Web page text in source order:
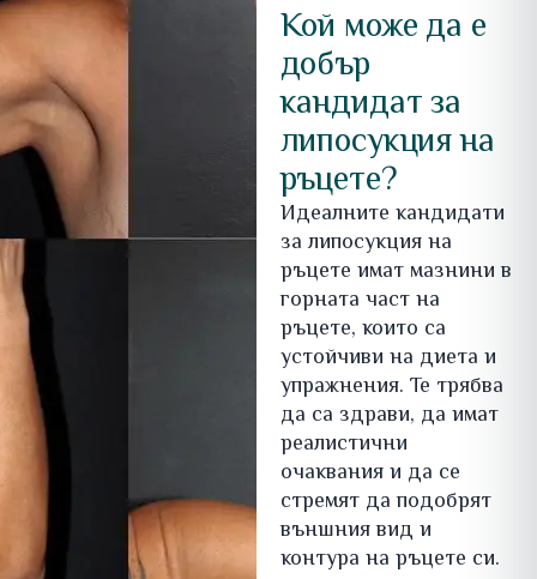
Кой може да е
добър
кандидат за
липосукция на
ръцете?
Идеалните кандидати
за липосукция на
ръцете имат мазнини в
горната част на
ръцете, които са
устойчиви на диета и
упражнения. Те трябва
да са здрави, да имат
реалистични
очаквания и да се
стремят да подобрят
външния вид и
контура на ръцете си.